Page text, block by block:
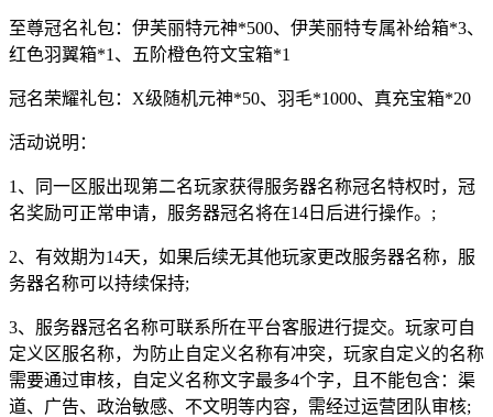
至尊冠名礼包：伊芙丽特元神*500、伊芙丽特专属补给箱*3、
红色羽翼箱*1、五阶橙色符文宝箱*1
冠名荣耀礼包：X级随机元神*50、羽毛*1000、真充宝箱*20
活动说明：
1、同一区服出现第二名玩家获得服务器名称冠名特权时，冠
名奖励可正常申请，服务器冠名将在14日后进行操作。;
2、有效期为14天，如果后续无其他玩家更改服务器名称，服
务器名称可以持续保持;
3、服务器冠名名称可联系所在平台客服进行提交。玩家可自
定义区服名称，为防止自定义名称有冲突，玩家自定义的名称
需要通过审核，自定义名称文字最多4个字，且不能包含：渠
道、广告、政治敏感、不文明等内容，需经过运营团队审核;